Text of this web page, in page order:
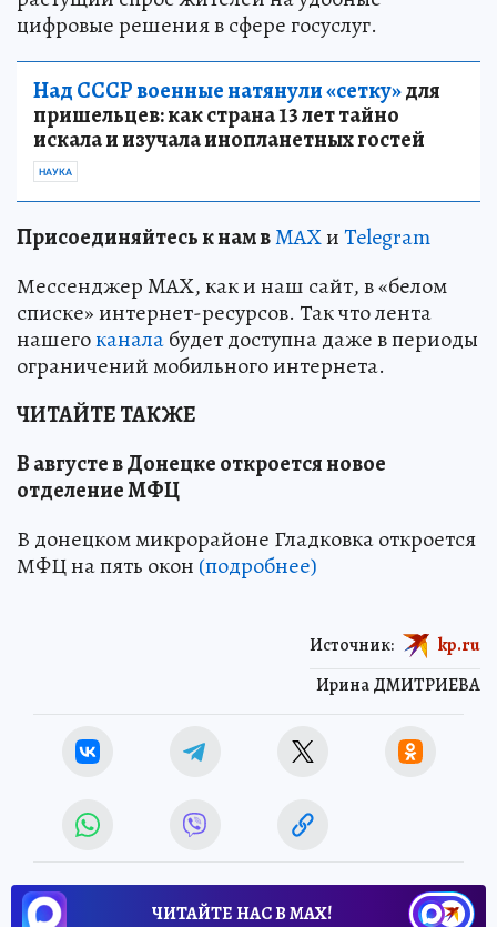
цифровые решения в сфере госуслуг.
Над СССР военные натянули «сетку»для
пришельцев: как страна 13 лет тайно
искала и изучала инопланетных гостей
НАУКА
Присоединяйтесь к нам вMAXиTelegram
Мессенджер MAX, как и наш сайт, в «белом
списке» интернет-ресурсов. Так что лента
нашегоканалабудет доступна даже в периоды
ограничений мобильного интернета.
ЧИТАЙТЕ ТАКЖЕ
В августе в Донецке откроется новое
отделение МФЦ
В донецком микрорайоне Гладковка откроется
МФЦ на пять окон (подробнее)
Ирина ДМИТРИЕВА
Источник: kp.ru
ЧИТАЙТЕ НАС В МАХ!